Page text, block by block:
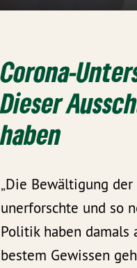
Corona-
Dieser
haben
„Die Bewältigung
unerforschte und so
Politik haben damals
bestem Gewissen